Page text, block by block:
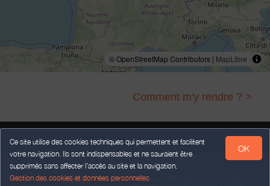
Ce site utilise des cookies techniques qui permettent et facilitent
votre navigation. Ils sont indispensables et ne sauraient être
supprimés sans affecter l’accès au site et la navigation.
Gestion des cookies et données personnelles
OK
© OpenStreetMap Contributors | MapLibre
Comment m'y rendre ? >
Mentions légales
Données Personnelles
Conditions Générales de Vente
Propulsé par weebnb ,services destinés